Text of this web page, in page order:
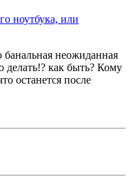
банальная неожиданная
делать!? как быть? Кому
останется после